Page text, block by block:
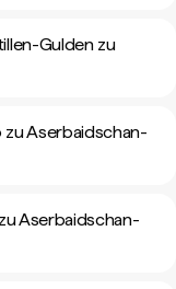
Gulden zu
Aserbaidschan-
Aserbaidschan-